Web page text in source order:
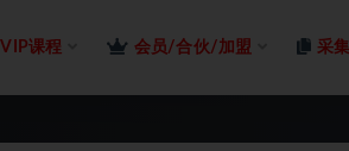
VIP课程 会员/合伙/加盟 采